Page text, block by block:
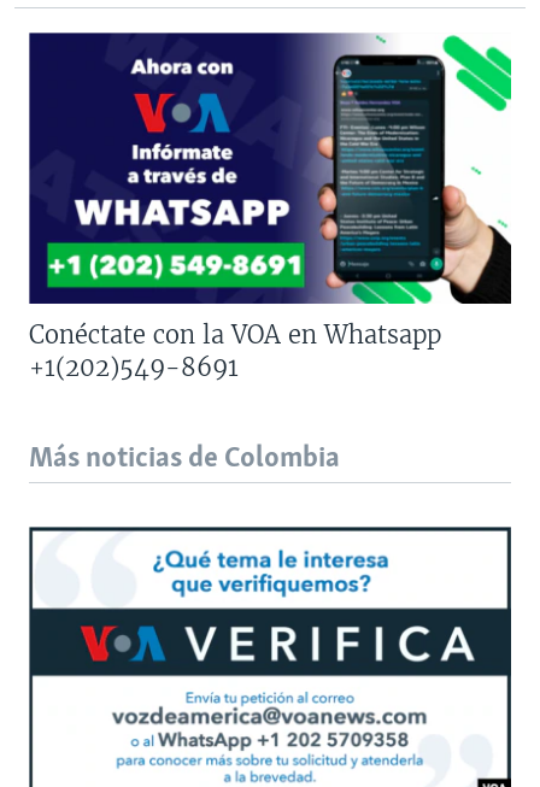
Conéctate con la VOA en Whatsapp
+1(202)549-8691
Más noticias de Colombia